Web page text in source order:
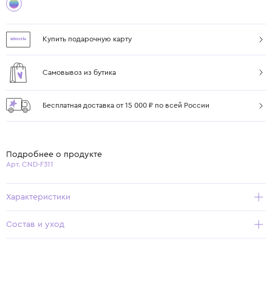
Купить подарочную карту
Самовывоз из бутика
Бесплатная доставка от 15 000 ₽ по всей России
Подробнее о продукте
Арт. CND-F311
Характеристики
Состав и уход